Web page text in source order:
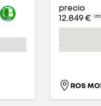
precio
12.849 €
ROS